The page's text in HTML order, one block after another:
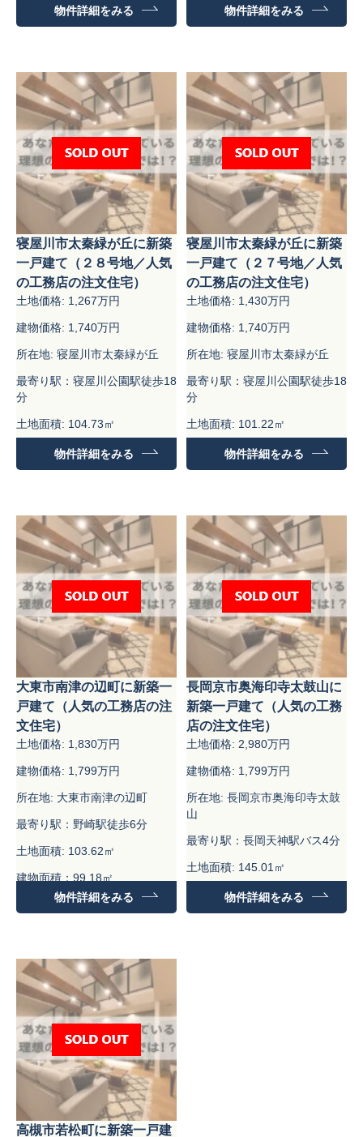
建物面積：99.18㎡
物件詳細をみる 建物面積：99.18㎡
物件詳細をみる
寝屋川市太秦緑が丘に新築
一戸建て（２８号地／人気
の工務店の注文住宅）
土地価格: 1,267万円
建物価格: 1,740万円
所在地: 寝屋川市太秦緑が丘
最寄り駅：寝屋川公園駅徒歩18
分
土地面積: 104.73㎡
建物面積：92.56㎡
物件詳細をみる
寝屋川市太秦緑が丘に新築
一戸建て（２７号地／人気
の工務店の注文住宅）
土地価格: 1,430万円
建物価格: 1,740万円
所在地: 寝屋川市太秦緑が丘
最寄り駅：寝屋川公園駅徒歩18
分
土地面積: 101.22㎡
建物面積：92.56㎡
物件詳細をみる
大東市南津の辺町に新築一
戸建て（人気の工務店の注
文住宅）
土地価格: 1,830万円
建物価格: 1,799万円
所在地: 大東市南津の辺町
最寄り駅：野崎駅徒歩6分
土地面積: 103.62㎡
建物面積：99.18㎡
物件詳細をみる
長岡京市奥海印寺太鼓山に
新築一戸建て（人気の工務
店の注文住宅）
土地価格: 2,980万円
建物価格: 1,799万円
所在地: 長岡京市奥海印寺太鼓
山
最寄り駅：長岡天神駅バス4分
土地面積: 145.01㎡
建物面積：99.18㎡
物件詳細をみる
高槻市若松町に新築一戸建